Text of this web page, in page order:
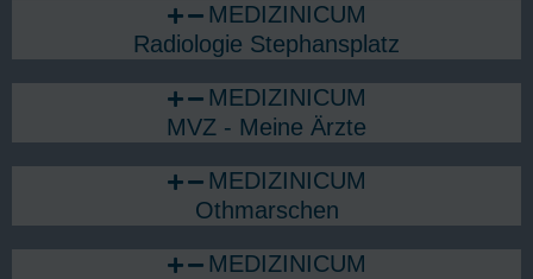
MEDIZINICUM
Radiologie Stephansplatz
MEDIZINICUM
MVZ - Meine Ärzte
MEDIZINICUM
Othmarschen
MEDIZINICUM